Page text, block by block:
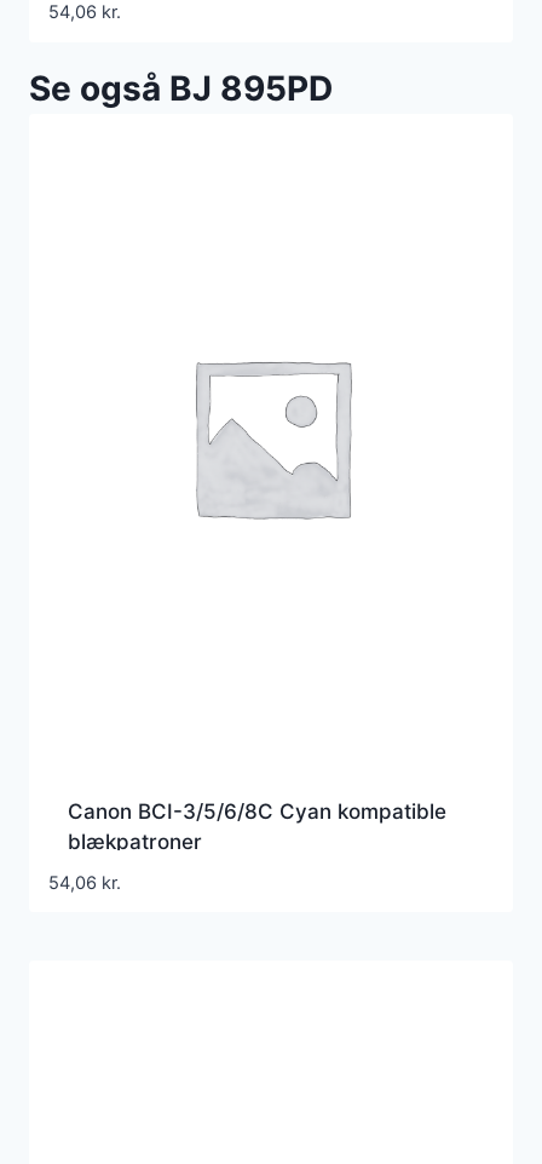
54,06 kr.
Se også BJ 895PD
Canon BCI-3/5/6/8C Cyan kompatible
blækpatroner
54,06 kr.